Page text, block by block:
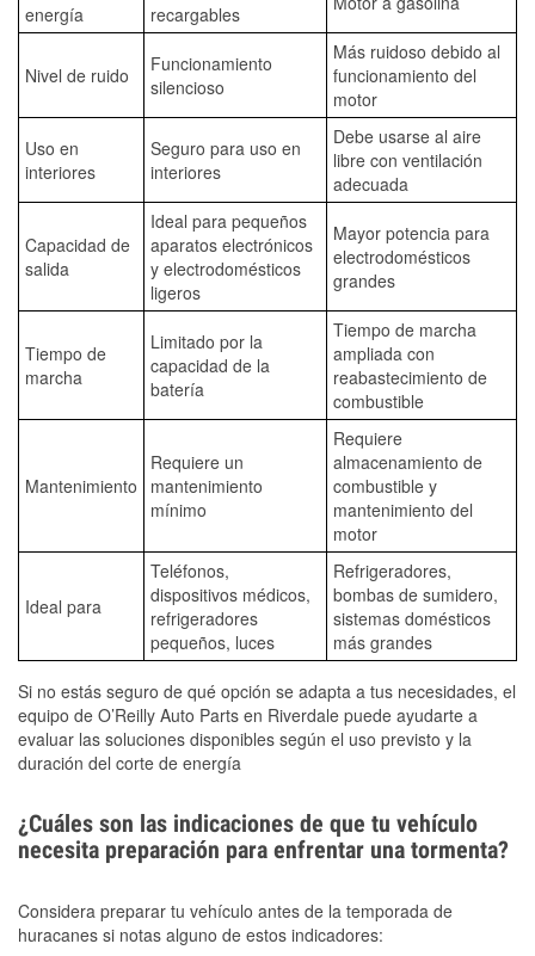
energía
recargables
Nivel de ruido
Funcionamiento
silencioso
Más ruidoso debido al
funcionamiento del
motor
Uso en
interiores
Seguro para uso en
interiores
Debe usarse al aire
libre con ventilación
adecuada
Capacidad de
salida
Ideal para pequeños
aparatos electrónicos
y electrodomésticos
ligeros
Mayor potencia para
electrodomésticos
grandes
Tiempo de
marcha
Limitado por la
capacidad de la
batería
Tiempo de marcha
ampliada con
reabastecimiento de
combustible
Mantenimiento
Requiere un
mantenimiento
mínimo
Requiere
almacenamiento de
combustible y
mantenimiento del
motor
Ideal para
Teléfonos,
dispositivos médicos,
refrigeradores
pequeños, luces
Refrigeradores,
bombas de sumidero,
sistemas domésticos
más grandes
Si no estás seguro de qué opción se adapta a tus necesidades, el
equipo de O’Reilly Auto Parts en Riverdale puede ayudarte a
evaluar las soluciones disponibles según el uso previsto y la
duración del corte de energía
¿Cuáles son las indicaciones de que tu vehículo
necesita preparación para enfrentar una tormenta?
Considera preparar tu vehículo antes de la temporada de
huracanes si notas alguno de estos indicadores: